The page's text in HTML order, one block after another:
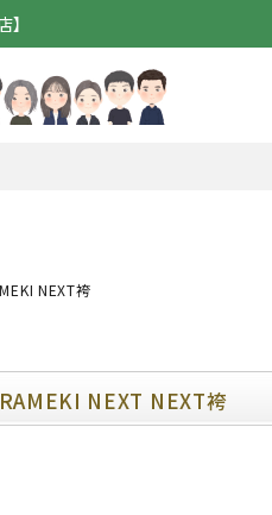
NEXT袴
NEXT NEXT袴